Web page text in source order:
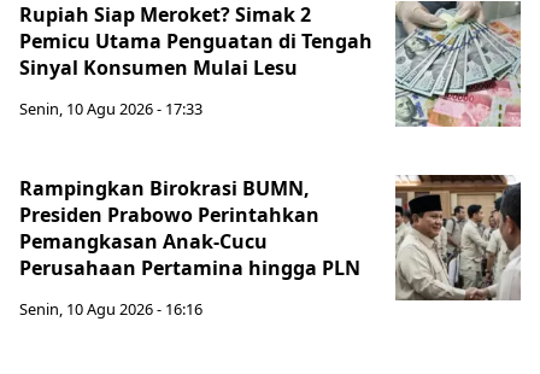
Rupiah Siap Meroket? Simak 2
Pemicu Utama Penguatan di Tengah
Sinyal Konsumen Mulai Lesu
Senin, 10 Agu 2026 - 17:33
Rampingkan Birokrasi BUMN,
Presiden Prabowo Perintahkan
Pemangkasan Anak-Cucu
Perusahaan Pertamina hingga PLN
Senin, 10 Agu 2026 - 16:16